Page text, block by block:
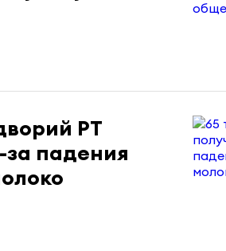
РТ
за падения